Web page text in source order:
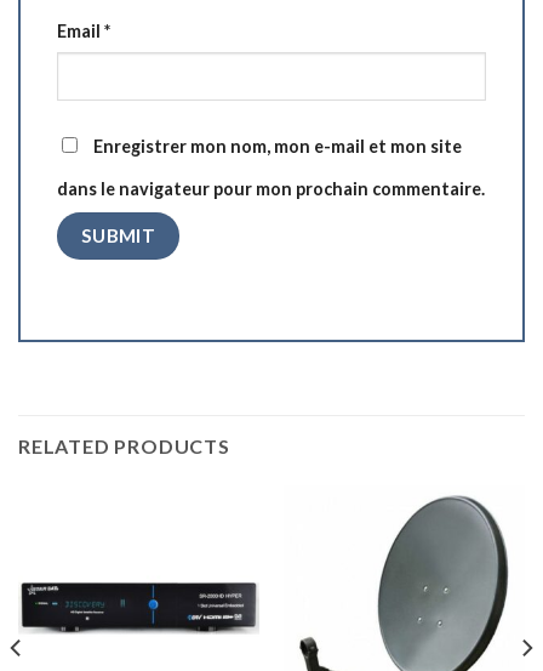
Email *
Enregistrer mon nom, mon e-mail et mon site
dans le navigateur pour mon prochain commentaire.
RELATED PRODUCTS